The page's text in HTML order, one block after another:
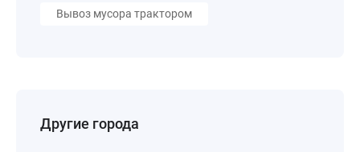
Вывоз мусора трактором
Другие города